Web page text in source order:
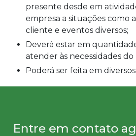
presente desde em
empresa a situações como
cliente e eventos diversos;
Deverá estar em quantidade disponível para
atender às necessidades do
Poderá ser feita em
Entre em contato